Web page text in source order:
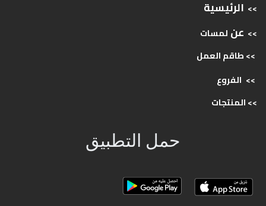
>> الرئيسية
>> عن لمسات
>> طاقمالعمل
>> الفروع
>>المنتجات
حمل التطبيق